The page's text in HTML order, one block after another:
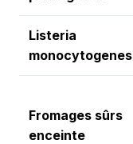
Listeria
monocytogenes
Fromages sûrs
enceinte